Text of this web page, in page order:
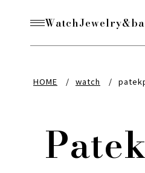
Watch
HOME watch